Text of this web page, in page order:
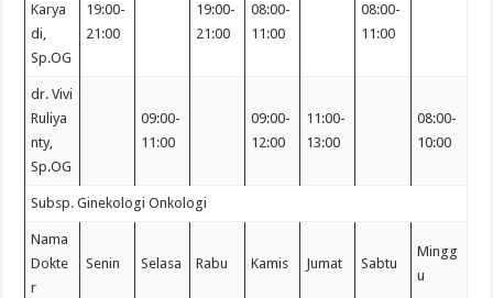
Karya
di,
Sp.OG
19:00-
21:00
19:00-
21:00
08:00-
11:00
08:00-
11:00
dr. Vivi
Ruliya
nty,
Sp.OG
09:00-
11:00
09:00-
12:00
11:00-
13:00
08:00-
10:00
Subsp. Ginekologi Onkologi
Nama
Dokte
r
Senin Selasa Rabu Kamis Jumat Sabtu
Mingg
u